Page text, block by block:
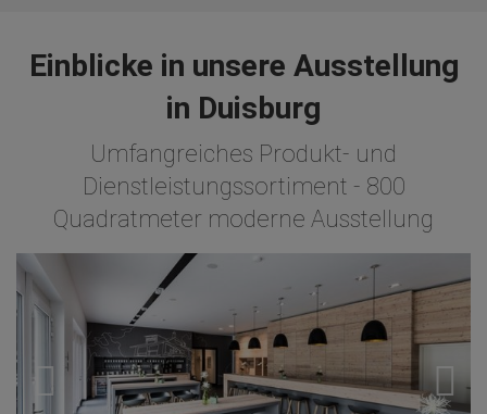
Einblicke in unsere Ausstellung
in Duisburg
Umfangreiches Produkt- und
Dienstleistungssortiment - 800
Quadratmeter moderne Ausstellung